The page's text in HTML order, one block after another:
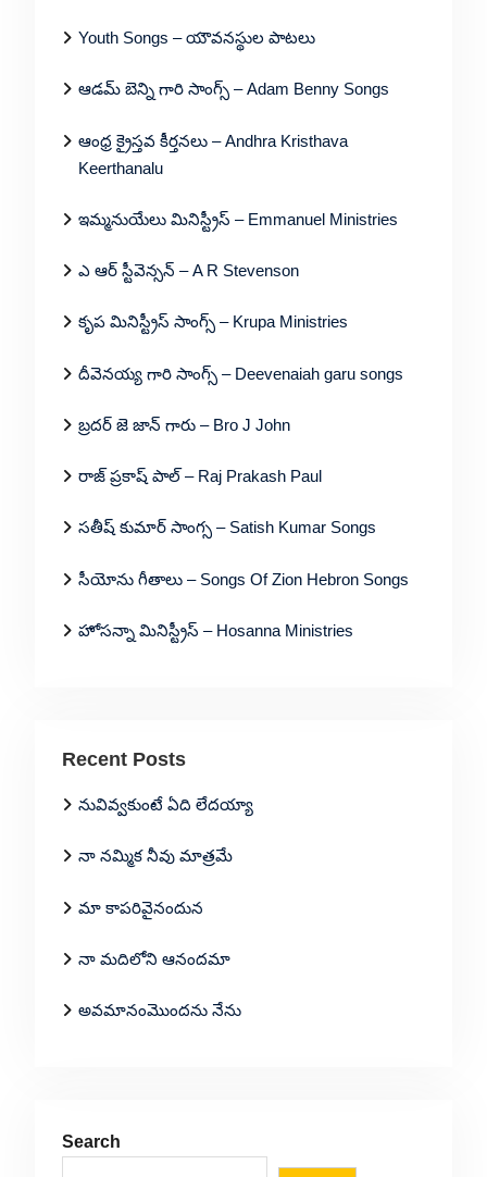
Youth Songs – యౌవనస్థుల పాటలు
ఆడమ్ బెన్ని గారి సాంగ్స్ – Adam Benny Songs
ఆంధ్ర క్రైస్తవ కీర్తనలు – Andhra Kristhava
Keerthanalu
ఇమ్మనుయేలు మినిస్ట్రీస్ – Emmanuel Ministries
ఎ ఆర్ స్టీవెన్సన్ – A R Stevenson
కృప మినిస్ట్రీస్ సాంగ్స్ – Krupa Ministries
దీవెనయ్య గారి సాంగ్స్ – Deevenaiah garu songs
బ్రదర్ జె జాన్ గారు – Bro J John
రాజ్ ప్రకాష్ పాల్ – Raj Prakash Paul
సతీష్ కుమార్ సాంగ్స – Satish Kumar Songs
సీయోను గీతాలు – Songs Of Zion Hebron Songs
హోసన్నా మినిస్ట్రీస్ – Hosanna Ministries
Recent Posts
నువివ్వకుంటే ఏది లేదయ్యా
నా నమ్మిక నీవు మాత్రమే
మా కాపరివైనందున
నా మదిలోని ఆనందమా
అవమానంమొందను నేను
Search